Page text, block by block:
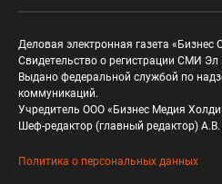
Деловая электронная газета «Бизнес
Свидетельство о регистрации СМИ
Выдано федеральной службой по
коммуникаций.
Учредитель ООО «Бизнес Медия
Шеф-редактор (главный редактор)
Политика о персональных данных